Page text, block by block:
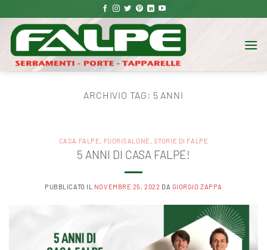
ai
contenuti
ARCHIVIO TAG: 5 ANNI
CASA FALPE, FUORISALONE , STORIE DI FALPE
5 ANNI DI CASA FALPE!
PUBBLICATO IL NOVEMBRE 25, 2022 DA GIORGIO ZAPPA